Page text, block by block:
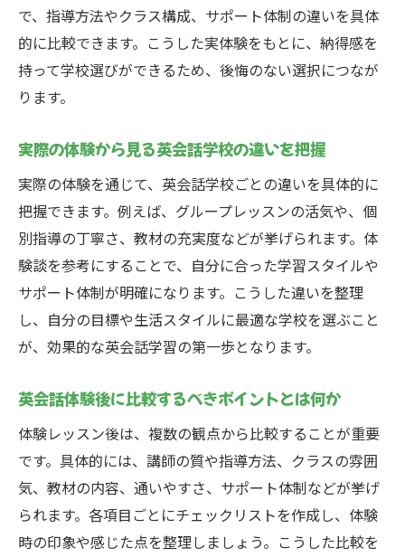
で、指導方法やクラス構成、サポート体制の違いを具体
的に比較できます。こうした実体験をもとに、納得感を
持って学校選びができるため、後悔のない選択につなが
ります。
実際の体験から見る英会話学校の違いを把握
実際の体験を通じて、英会話学校ごとの違いを具体的に
把握できます。例えば、グループレッスンの活気や、個
別指導の丁寧さ、教材の充実度などが挙げられます。体
験談を参考にすることで、自分に合った学習スタイルや
サポート体制が明確になります。こうした違いを整理
し、自分の目標や生活スタイルに最適な学校を選ぶこと
が、効果的な英会話学習の第一歩となります。
英会話体験後に比較するべきポイントとは何か
体験レッスン後は、複数の観点から比較することが重要
です。具体的には、講師の質や指導方法、クラスの雰囲
気、教材の内容、通いやすさ、サポート体制などが挙げ
られます。各項目ごとにチェックリストを作成し、体験
時の印象や感じた点を整理しましょう。こうした比較を